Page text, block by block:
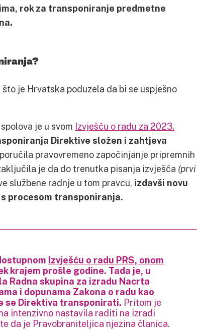
rok za transponiranje predmetne
je Hrvatska poduzela da bi se uspješno
je u svom Izvješću o radu za 2023.
Direktive složen i zahtjeva
pravovremeno započinjanje pripremnih
je da do trenutka pisanja izvješća (prvi
službene radnje u tom pravcu, izdavši novu
procesom transponiranja.
Izvješću o radu PRS, onom
krajem prošle godine. Tada je, u
Radna skupina za izradu Nacrta
i dopunama Zakona o radu kao
se Direktiva transponirati. Pritom je
intenzivno nastavila raditi na izradi
da je Pravobraniteljica njezina članica.